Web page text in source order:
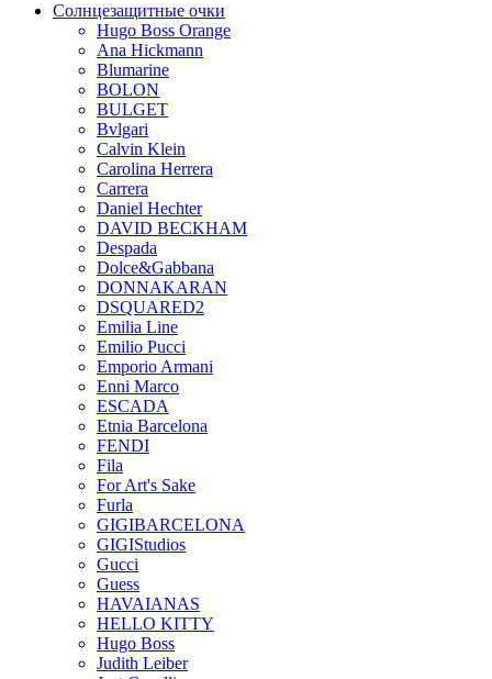
Солнцезащитные очки
Hugo Boss Orange
Ana Hickmann
Blumarine
BOLON
BULGET
Bvlgari
Calvin Klein
Carolina Herrera
Carrera
Daniel Hechter
DAVID BECKHAM
Despada
Dolce&Gabbana
DONNAKARAN
DSQUARED2
Emilia Line
Emilio Pucci
Emporio Armani
Enni Marco
ESCADA
Etnia Barcelona
FENDI
Fila
For Art's Sake
Furla
GIGIBARCELONA
GIGIStudios
Gucci
Guess
HAVAIANAS
HELLO KITTY
Hugo Boss
Judith Leiber